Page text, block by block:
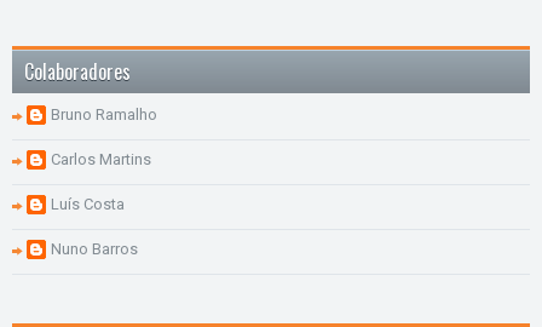
Colaboradores
Bruno Ramalho
Carlos Martins
Luís Costa
Nuno Barros